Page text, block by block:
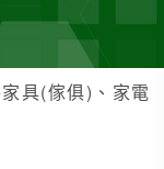
具(傢俱)、家電